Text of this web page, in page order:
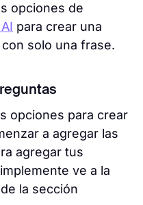
opciones de
para crear una
solo una frase.
opciones para crear
a agregar las
agregar tus
ve a la
la sección